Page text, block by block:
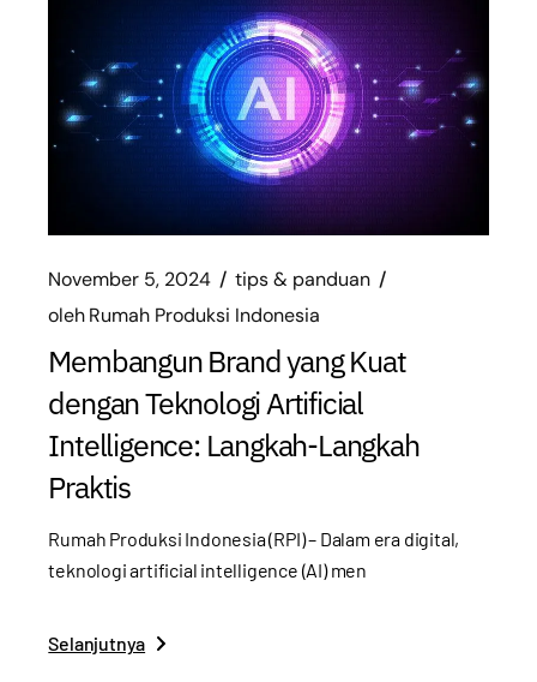
November 5, 2024
tips & panduan
olehRumah Produksi Indonesia
Membangun Brand yang Kuat
dengan Teknologi Artificial
Intelligence: Langkah-Langkah
Praktis
Rumah Produksi Indonesia (RPI) – Dalam era digital,
teknologi artificial intelligence (AI) men
Selanjutnya